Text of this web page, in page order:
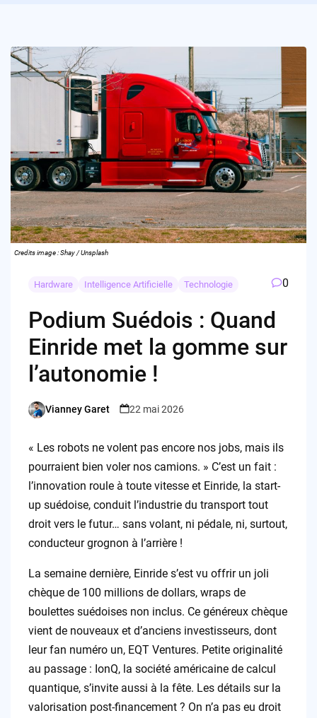
Credits image : Shay / Unsplash
Hardware Intelligence Artificielle Technologie 0
Podium Suédois : Quand
Einride met la gomme sur
l’autonomie !
Posted
Vianney Garet 22 mai 2026
« Les robots ne volent pas encore nos jobs, mais ils
pourraient bien voler nos camions. » C’est un fait :
l’innovation roule à toute vitesse et Einride, la start-
up suédoise, conduit l’industrie du transport tout
droit vers le futur… sans volant, ni pédale, ni, surtout,
conducteur grognon à l’arrière !
La semaine dernière, Einride s’est vu offrir un joli
chèque de 100 millions de dollars, wraps de
boulettes suédoises non inclus. Ce généreux chèque
vient de nouveaux et d’anciens investisseurs, dont
leur fan numéro un, EQT Ventures. Petite originalité
au passage : IonQ, la société américaine de calcul
quantique, s’invite aussi à la fête. Les détails sur la
valorisation post-financement ? On n’a pas eu droit